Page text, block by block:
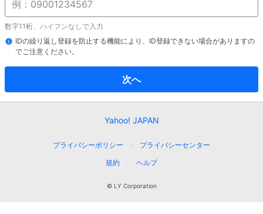
数字11桁、ハイフンなしで入力
IDの繰り返し登録を防止する機能により、ID登録できない場合がありますの
でご注意ください。
次へ
Yahoo! JAPAN
プライバシーポリシー
プライバシーセンター
規約
ヘルプ
© LY Corporation